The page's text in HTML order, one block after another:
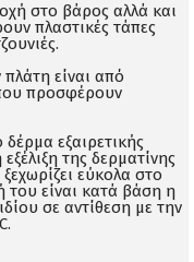
στο βάρος αλλά και
πλαστικές τάπες
είναι από
προσφέρουν
δέρμα εξαιρετικής
της δερματίνης
εύκολα στο
του είναι κατά βάση η
σε αντίθεση με την